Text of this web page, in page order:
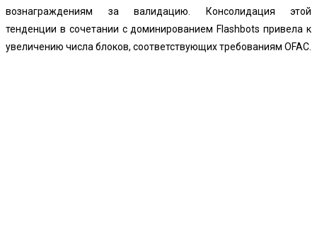
вознаграждениям за валидацию. Консолидация этой
тенденции в сочетании с доминированием Flashbots привела к
увеличению числа блоков, соответствующих требованиям OFAC.